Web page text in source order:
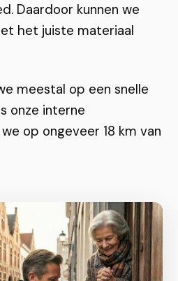
Daardoor kunnen we
het juiste materiaal
meestal op een snelle
onze interne
op ongeveer 18 km van